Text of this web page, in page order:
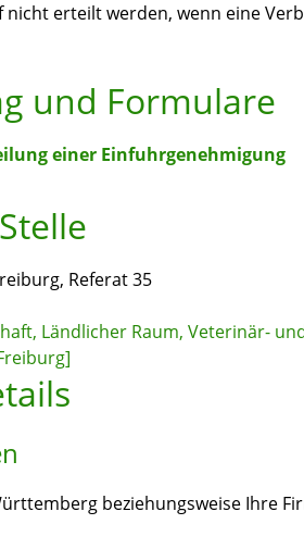
nicht erteilt werden, wenn eine
und Formulare
einer Einfuhrgenehmigung
Referat 35
Ländlicher Raum, Veterinär-
beziehungsweise Ihre